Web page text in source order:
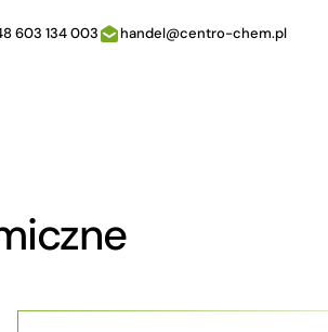
603 134 003 handel@centro-chem.pl